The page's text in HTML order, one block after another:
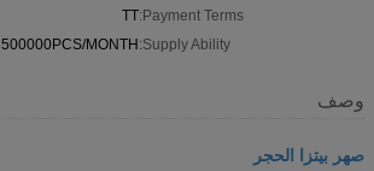
Payment Terms:
TT
Supply Ability:
500000PCS/MONTH
وصف
صهر بيتزا الحجر